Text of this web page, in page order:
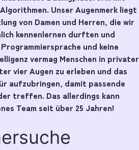
Unser Augenmerk liegt
von Damen und Herren, die wir
kennenlernen durften und
und keine
vermag Menschen in privater
vier Augen zu erleben und das
aufzubringen, damit passende
treffen. Das allerdings kann
Team seit über 25 Jahren!